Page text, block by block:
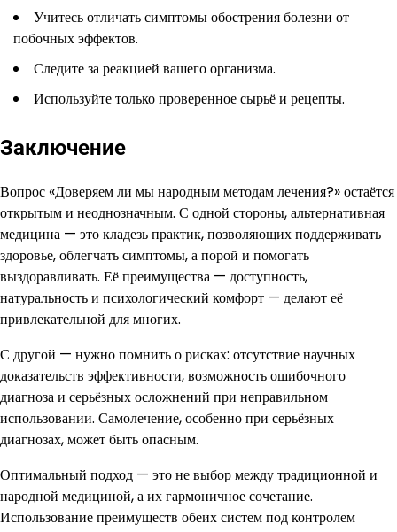
Учитесь отличать симптомы обострения болезни от
побочных эффектов.
Следите за реакцией вашего организма.
Используйте только проверенное сырьё и рецепты.
Заключение
Вопрос «Доверяем ли мы народным методам лечения?» остаётся
открытым и неоднозначным. С одной стороны, альтернативная
медицина — это кладезь практик, позволяющих поддерживать
здоровье, облегчать симптомы, а порой и помогать
выздоравливать. Её преимущества — доступность,
натуральность и психологический комфорт — делают её
привлекательной для многих.
С другой — нужно помнить о рисках: отсутствие научных
доказательств эффективности, возможность ошибочного
диагноза и серьёзных осложнений при неправильном
использовании. Самолечение, особенно при серьёзных
диагнозах, может быть опасным.
Оптимальный подход — это не выбор между традиционной и
народной медициной, а их гармоничное сочетание.
Использование преимуществ обеих систем под контролем